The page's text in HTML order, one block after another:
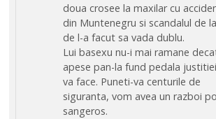
doua crosee la maxilar cu
din Muntenegru si scandalul de
de l-a facut sa vada dublu.
Lui basexu nu-i mai ramane
apese pan-la fund pedala
va face. Puneti-va centurile de
siguranta, vom avea un razboi
sangeros.